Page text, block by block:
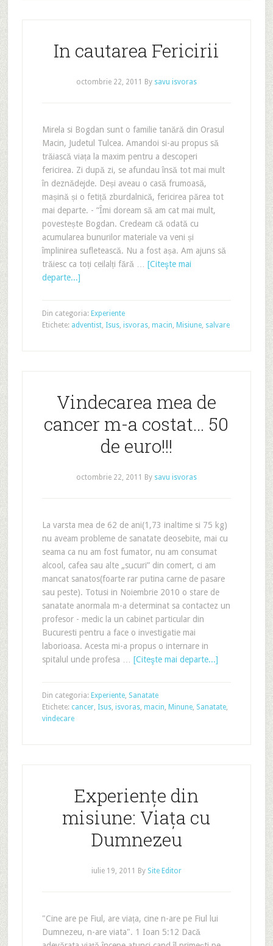
In cautarea Fericirii
octombrie 22, 2011 By savu isvoras
Mirela si Bogdan sunt o familie tanără din Orasul
Macin, Judetul Tulcea. Amandoi si-au propus să
trăiască viața la maxim pentru a descoperi
fericirea. Zi după zi, se afundau însă tot mai mult
în deznădejde. Deși aveau o casă frumoasă,
mașină și o fetiță zburdalnică, fericirea părea tot
mai departe. - “Îmi doream să am cat mai mult,
povestește Bogdan. Credeam că odată cu
acumularea bunurilor materiale va veni și
împlinirea sufletească. Nu a fost așa. Am ajuns să
trăiesc ca toți ceilalți fără … [Citeşte mai
departe...]
Din categoria: Experiente
Etichete: adventist, Isus, isvoras, macin, Misiune, salvare
Vindecarea mea de
cancer m-a costat… 50
de euro!!!
octombrie 22, 2011 By savu isvoras
La varsta mea de 62 de ani(1,73 inaltime si 75 kg)
nu aveam probleme de sanatate deosebite, mai cu
seama ca nu am fost fumator, nu am consumat
alcool, cafea sau alte „sucuri” din comert, ci am
mancat sanatos(foarte rar putina carne de pasare
sau peste). Totusi in Noiembrie 2010 o stare de
sanatate anormala m-a determinat sa contactez un
profesor - medic la un cabinet particular din
Bucuresti pentru a face o investigatie mai
laborioasa. Acesta mi-a propus o internare in
spitalul unde profesa … [Citeşte mai departe...]
Din categoria: Experiente, Sanatate
Etichete: cancer, Isus, isvoras, macin, Minune, Sanatate,
vindecare
Experiențe din
misiune: Viața cu
Dumnezeu
iulie 19, 2011 By Site Editor
"Cine are pe Fiul, are viața, cine n-are pe Fiul lui
Dumnezeu, n-are viata". 1 Ioan 5:12 Dacă